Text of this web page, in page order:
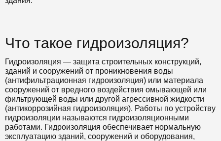
Что такое гидроизоляция?
Гидроизоляция — защита строительных конструкций,
зданий и сооружений от проникновения воды
(антифильтрационная гидроизоляция) или материала
сооружений от вредного воздействия омывающей или
фильтрующей воды или другой агрессивной жидкости
(антикоррозийная гидроизоляция). Работы по устройству
гидроизоляции называются гидроизоляционными
работами. Гидроизоляция обеспечивает нормальную
эксплуатацию зданий, сооружений и оборудования,